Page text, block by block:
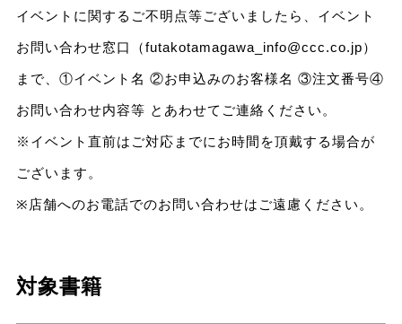
イベントに関するご不明点等ございましたら、イベント
お問い合わせ窓口（futakotamagawa_info@ccc.co.jp）
まで、①イベント名 ②お申込みのお客様名 ③注文番号④
お問い合わせ内容等 とあわせてご連絡ください。
※イベント直前はご対応までにお時間を頂戴する場合が
ございます。
※店舗へのお電話でのお問い合わせはご遠慮ください。
対象書籍